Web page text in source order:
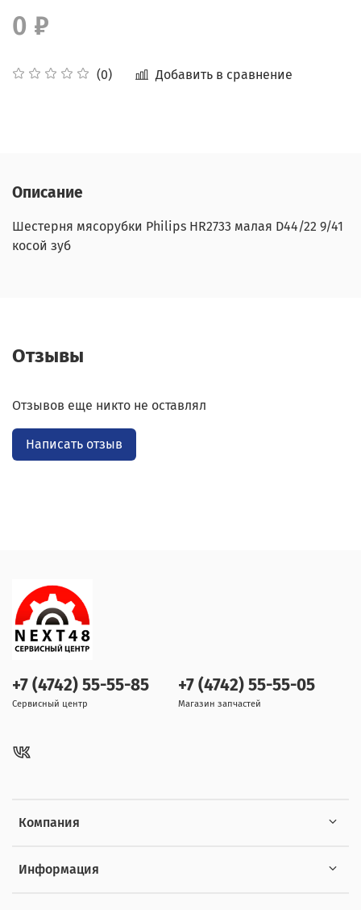
(0) Добавить в сравнение
0 ₽
Описание
Шестерня мясорубки Philips HR2733 малая D44/22 9/41
косой зуб
Отзывы
Отзывов еще никто не оставлял
Написать отзыв
Компания
Информация
+7 (4742) 55-55-85
Сервисный центр
+7 (4742) 55-55-05
Магазин запчастей